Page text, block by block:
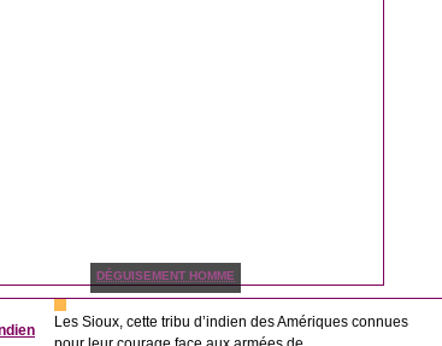
DÉGUISEMENT HOMME
Les Sioux, cette tribu d’indien des Amériques connues